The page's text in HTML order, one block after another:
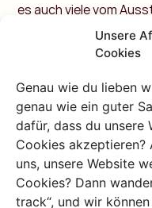
Unsere
Cookies
Genau wie du lieben
genau wie ein guter
dafür, dass du unsere
Cookies akzeptieren?
uns, unsere Website
Cookies? Dann
track“, und wir
es auch viele vom
ihren Schutz über den
die Berggorillas in
Preis, und all das
Lebensraums dieser
Gleiche gilt für viele
Tiere wegen ihres
durch Einnahmen aus
geschützt werden.